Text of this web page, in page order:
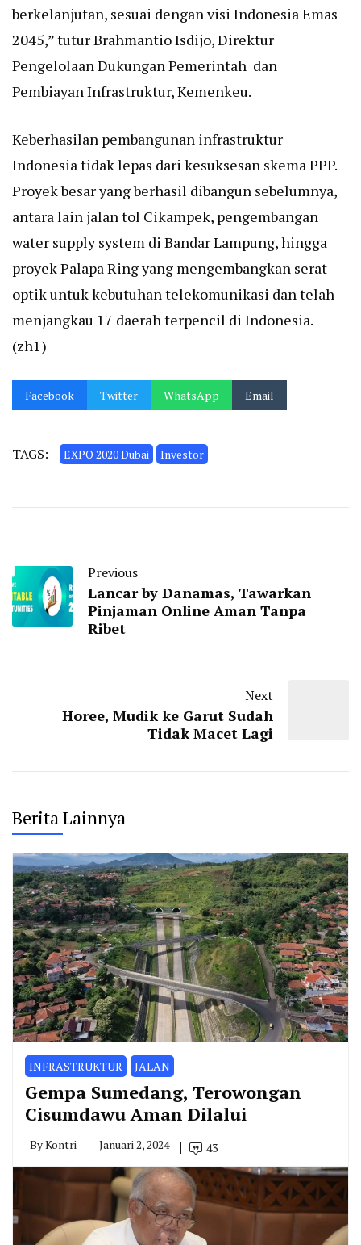
berkelanjutan, sesuai dengan visi Indonesia Emas
2045,” tutur Brahmantio Isdijo, Direktur
Pengelolaan Dukungan Pemerintah dan
Pembiayan Infrastruktur, Kemenkeu.
Keberhasilan pembangunan infrastruktur
Indonesia tidak lepas dari kesuksesan skema PPP.
Proyek besar yang berhasil dibangun sebelumnya,
antara lain jalan tol Cikampek, pengembangan
water supply system di Bandar Lampung, hingga
proyek Palapa Ring yang mengembangkan serat
optik untuk kebutuhan telekomunikasi dan telah
menjangkau 17 daerah terpencil di Indonesia.
(zh1)
Facebook Twitter WhatsApp Email
TAGS: EXPO 2020 Dubai Investor
Previous
Lancar by Danamas, Tawarkan
Pinjaman Online Aman Tanpa
Ribet
Next
Horee, Mudik ke Garut Sudah
Tidak Macet Lagi
Berita Lainnya
INFRASTRUKTUR JALAN
Gempa Sumedang, Terowongan
Cisumdawu Aman Dilalui
ByKontri Januari 2, 2024 43